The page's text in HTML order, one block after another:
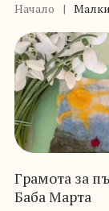
Начало |
Грамота за
Баба Марта